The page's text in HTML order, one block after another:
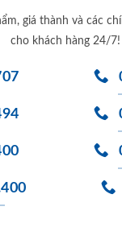
giá thành và các
cho khách hàng 24/7!